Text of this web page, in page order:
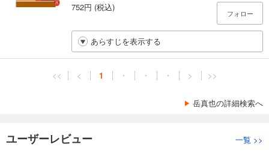
752円 (税込)
フォロー
あらすじを表示する
<< < 1 ・ ・ ・ > >>
岳真也の詳細検索へ
ユーザーレビュー 一覧 >>